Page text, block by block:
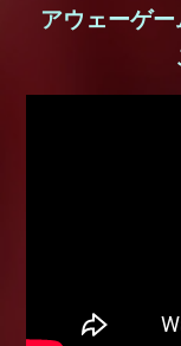
アウェーゲ